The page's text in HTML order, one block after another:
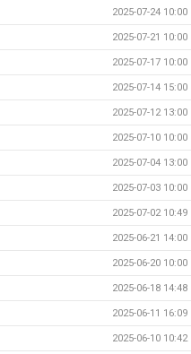
2025-07-24 10:00
2025-07-21 10:00
2025-07-17 10:00
2025-07-14 15:00
2025-07-12 13:00
2025-07-10 10:00
2025-07-04 13:00
2025-07-03 10:00
2025-07-02 10:49
2025-06-21 14:00
2025-06-20 10:00
2025-06-18 14:48
2025-06-11 16:09
2025-06-10 10:42